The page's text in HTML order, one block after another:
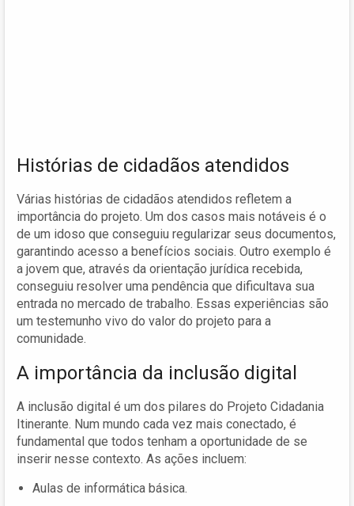
Histórias de cidadãos atendidos
Várias histórias de cidadãos atendidos refletem a
importância do projeto. Um dos casos mais notáveis é o
de um idoso que conseguiu regularizar seus documentos,
garantindo acesso a benefícios sociais. Outro exemplo é
a jovem que, através da orientação jurídica recebida,
conseguiu resolver uma pendência que dificultava sua
entrada no mercado de trabalho. Essas experiências são
um testemunho vivo do valor do projeto para a
comunidade.
A importância da inclusão digital
A inclusão digital é um dos pilares do Projeto Cidadania
Itinerante. Num mundo cada vez mais conectado, é
fundamental que todos tenham a oportunidade de se
inserir nesse contexto. As ações incluem:
Aulas de informática básica.